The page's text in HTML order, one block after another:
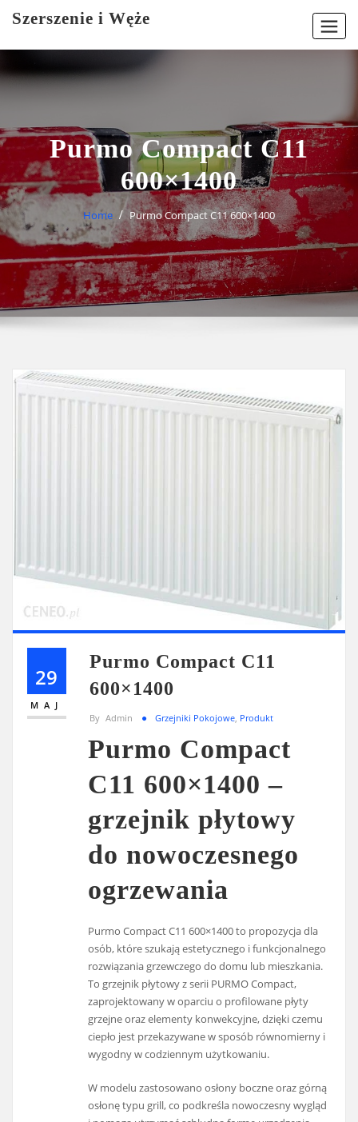
Szerszenie i Węże
Purmo Compact C11
600×1400
Home Purmo Compact C11 600×1400
29
MAJ
Purmo Compact C11
600×1400
By Admin Grzejniki Pokojowe, Produkt
Purmo Compact
C11 600×1400 –
grzejnik płytowy
do nowoczesnego
ogrzewania
Purmo Compact C11 600×1400 to propozycja dla
osób, które szukają estetycznego i funkcjonalnego
rozwiązania grzewczego do domu lub mieszkania.
To grzejnik płytowy z serii PURMO Compact,
zaprojektowany w oparciu o profilowane płyty
grzejne oraz elementy konwekcyjne, dzięki czemu
ciepło jest przekazywane w sposób równomierny i
wygodny w codziennym użytkowaniu.
W modelu zastosowano osłony boczne oraz górną
osłonę typu grill, co podkreśla nowoczesny wygląd